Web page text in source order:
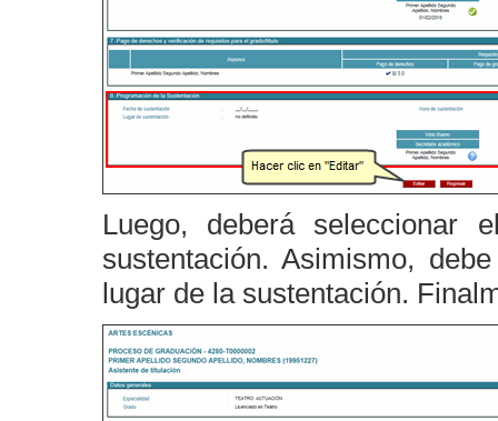
Luego, deberá
sustentación. Asimismo,
lugar de la sustentación.